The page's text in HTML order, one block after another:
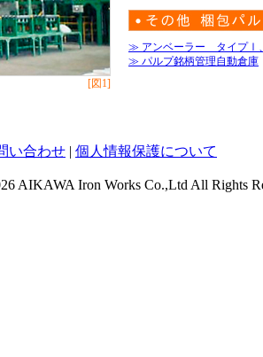
[図1]
≫ アンベーラー タイプⅠ
≫ パルプ銘柄管理自動倉庫
い合わせ | 個人情報保護について
AIKAWA Iron Works Co.,Ltd All Rights